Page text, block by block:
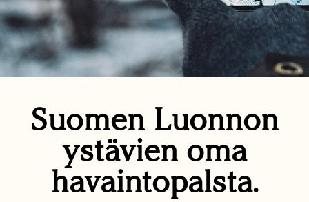
Suomen Luonnon
ystävien oma
havaintopalsta.